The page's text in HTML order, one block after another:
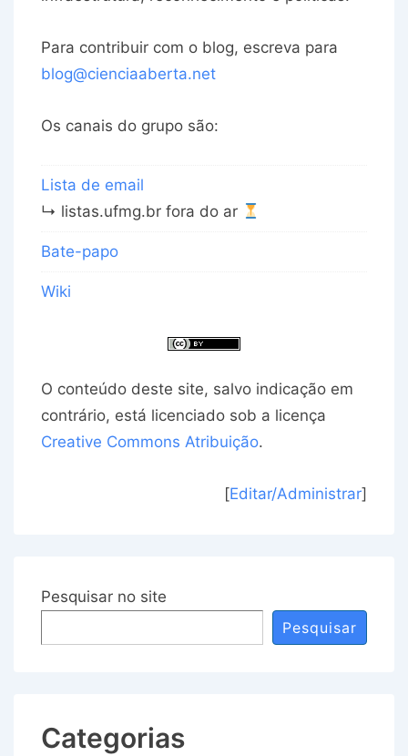
Para contribuir com o blog, escreva para
blog@cienciaaberta.net
Os canais do grupo são:
Lista de email
↳ listas.ufmg.br fora do ar
Bate-papo
Wiki
O conteúdo deste site, salvo indicação em
contrário, está licenciado sob a licença
Creative Commons Atribuição.
[Editar/Administrar]
Pesquisar no site
Pesquisar
Categorias